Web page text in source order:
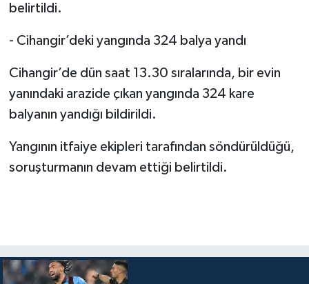
belirtildi.
- Cihangir’deki yangında 324 balya yandı
Cihangir’de dün saat 13.30 sıralarında, bir evin
yanındaki arazide çıkan yangında 324 kare
balyanın yandığı bildirildi.
Yangının itfaiye ekipleri tarafından söndürüldüğü,
soruşturmanın devam ettiği belirtildi.